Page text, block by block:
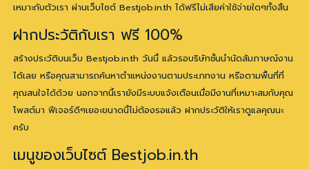
เหมาะกับตัวเรา ผ่านเว็บไซต์ Bestjob.in.th ได้ฟรีไม่เสียค่าใช้จ่ายใดๆทั้งสิ้น
ฝากประวัติกับเรา ฟรี 100%
สร้างประวัติบนเว็บ Bestjob.in.th วันนี้ แล้วรอบริษัทชั้นนำนัดสัมภาษณ์งาน
ได้เลย หรือคุณสามารถค้นหาตำแหน่งงานตามประเภทงาน หรือตามพื้นที่ที่
คุณสนใจได้ด้วย นอกจากนี้เรายังมีระบบแจ้งเตือนเมื่อมีงานที่เหมาะสมกับคุณ
โพสต์มา ฟีเจอร์ดีๆเยอะขนาดนี้ไม่ต้องรอแล้ว ฝากประวัติให้เราดูแลคุณนะ
ครับ
เมนูของเว็บไซต์ Bestjob.in.th